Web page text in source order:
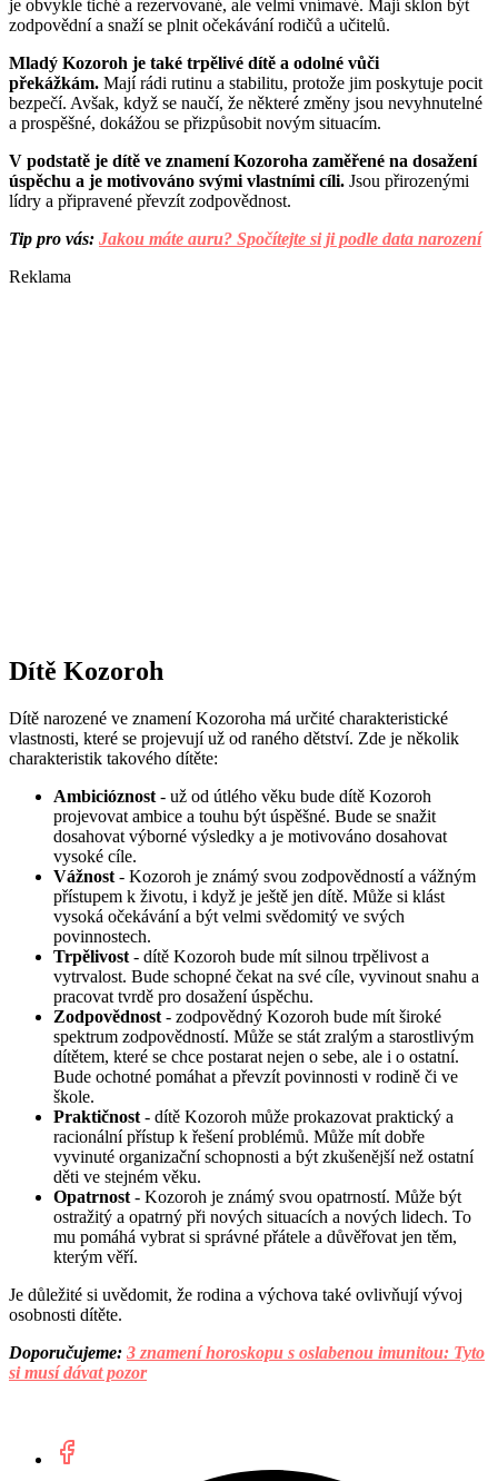
je obvykle tiché a rezervované, ale velmi vnímavé. Mají sklon být
zodpovědní a snaží se plnit očekávání rodičů a učitelů.
Mladý Kozoroh je také trpělivé dítě a odolné vůči
překážkám. Mají rádi rutinu a stabilitu, protože jim poskytuje pocit
bezpečí. Avšak, když se naučí, že některé změny jsou nevyhnutelné
a prospěšné, dokážou se přizpůsobit novým situacím.
V podstatě je dítě ve znamení Kozoroha zaměřené na dosažení
úspěchu a je motivováno svými vlastními cíli. Jsou přirozenými
lídry a připravené převzít zodpovědnost.
Tip pro vás: Jakou máte auru? Spočítejte si ji podle data narození
Reklama
Dítě Kozoroh
Dítě narozené ve znamení Kozoroha má určité charakteristické
vlastnosti, které se projevují už od raného dětství. Zde je několik
charakteristik takového dítěte:
Ambicióznost - už od útlého věku bude dítě Kozoroh
projevovat ambice a touhu být úspěšné. Bude se snažit
dosahovat výborné výsledky a je motivováno dosahovat
vysoké cíle.
Vážnost - Kozoroh je známý svou zodpovědností a vážným
přístupem k životu, i když je ještě jen dítě. Může si klást
vysoká očekávání a být velmi svědomitý ve svých
povinnostech.
Trpělivost - dítě Kozoroh bude mít silnou trpělivost a
vytrvalost. Bude schopné čekat na své cíle, vyvinout snahu a
pracovat tvrdě pro dosažení úspěchu.
Zodpovědnost - zodpovědný Kozoroh bude mít široké
spektrum zodpovědností. Může se stát zralým a starostlivým
dítětem, které se chce postarat nejen o sebe, ale i o ostatní.
Bude ochotné pomáhat a převzít povinnosti v rodině či ve
škole.
Praktičnost - dítě Kozoroh může prokazovat praktický a
racionální přístup k řešení problémů. Může mít dobře
vyvinuté organizační schopnosti a být zkušenější než ostatní
děti ve stejném věku.
Opatrnost - Kozoroh je známý svou opatrností. Může být
ostražitý a opatrný při nových situacích a nových lidech. To
mu pomáhá vybrat si správné přátele a důvěřovat jen těm,
kterým věří.
Je důležité si uvědomit, že rodina a výchova také ovlivňují vývoj
osobnosti dítěte.
Doporučujeme: 3 znamení horoskopu s oslabenou imunitou: Tyto
si musí dávat pozor